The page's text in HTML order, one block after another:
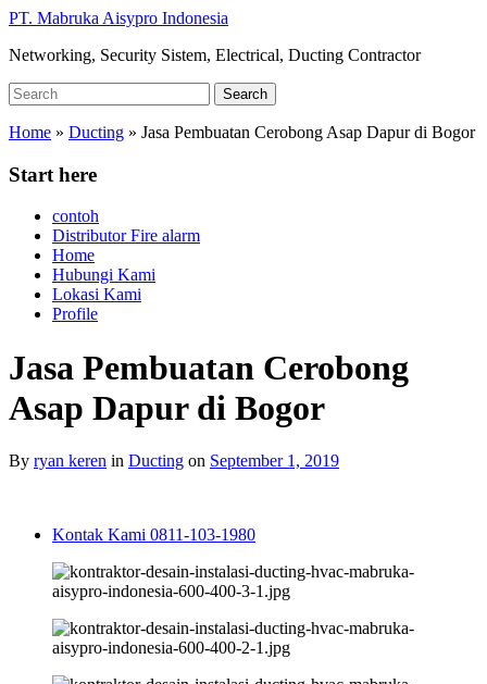
Skip
main
PT. Mabruka Aisypro Indonesia
Networking, Security Sistem, Electrical, Ducting Contractor
Search
for:
Search
Home » Ducting » Jasa Pembuatan Cerobong Asap Dapur di Bogor
Start here
contoh
Distributor Fire alarm
Home
Hubungi Kami
Lokasi Kami
Profile
Jasa Pembuatan Cerobong
Asap Dapur di Bogor
By ryan keren in Ducting on September 1, 2019
Kontak Kami 0811-103-1980